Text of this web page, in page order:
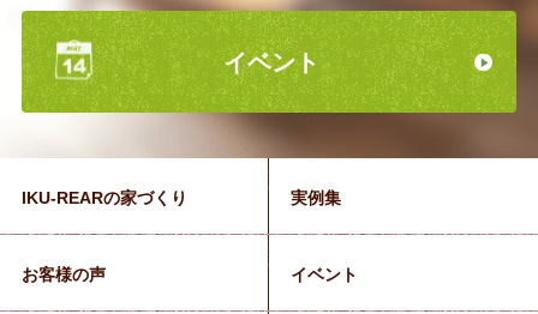
イベント
IKU-REARの家づくり 実例集
お客様の声 イベント